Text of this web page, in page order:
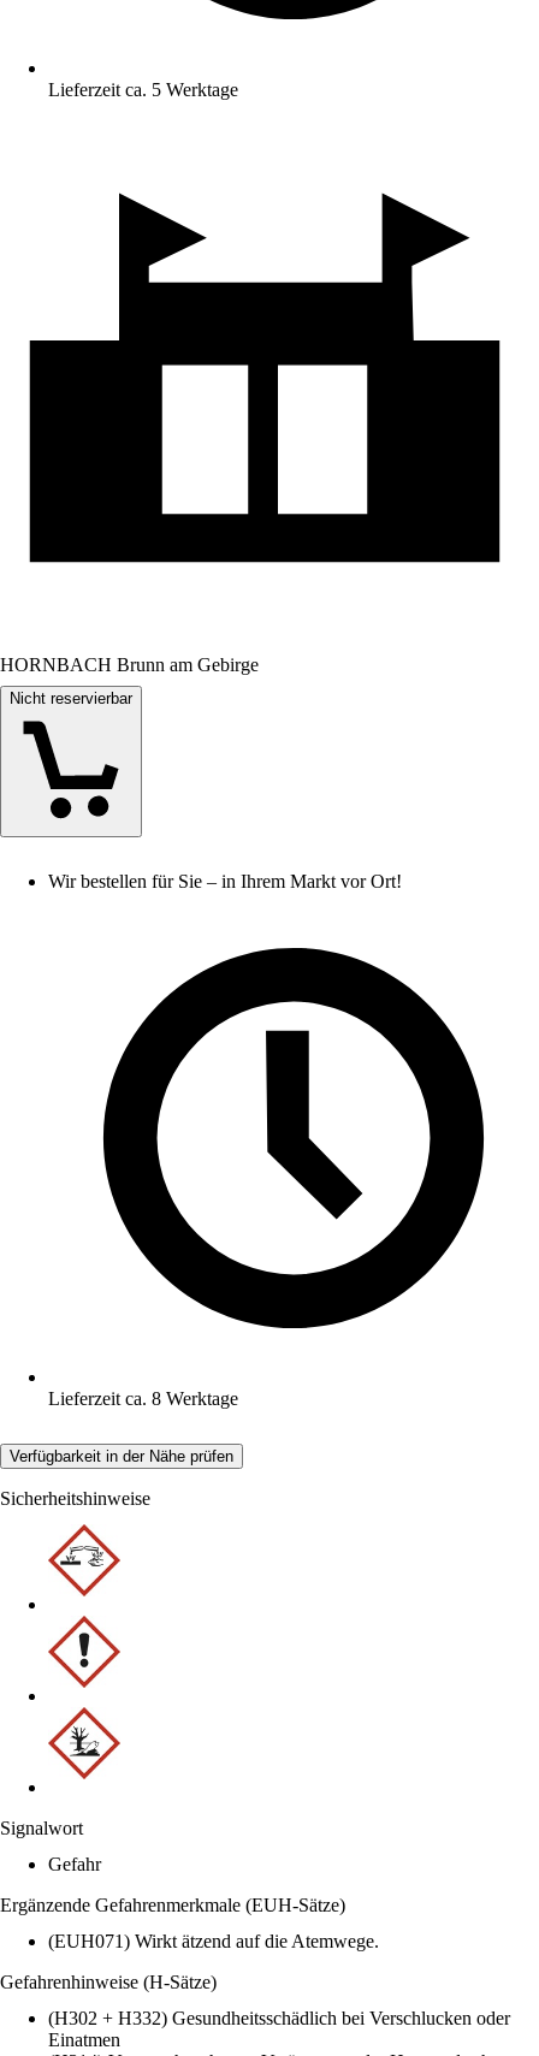
Lieferzeit ca. 5 Werktage
HORNBACH Brunn am Gebirge
Nicht reservierbar
Wir bestellen für Sie – in Ihrem Markt vor Ort!
Lieferzeit ca. 8 Werktage
Verfügbarkeit in der Nähe prüfen
Sicherheitshinweise
Signalwort
Gefahr
Ergänzende Gefahrenmerkmale (EUH-Sätze)
(EUH071) Wirkt ätzend auf die Atemwege.
Gefahrenhinweise (H-Sätze)
(H302 + H332) Gesundheitsschädlich bei Verschlucken oder
Einatmen